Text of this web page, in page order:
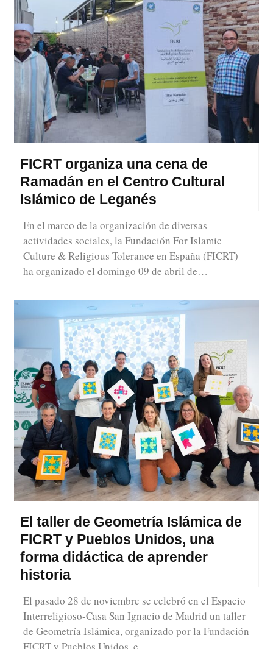
FICRT organiza una cena de
Ramadán en el Centro Cultural
Islámico de Leganés
En el marco de la organización de diversas
actividades sociales, la Fundación For Islamic
Culture & Religious Tolerance en España (FICRT)
ha organizado el domingo 09 de abril de…
El taller de Geometría Islámica de
FICRT y Pueblos Unidos, una
forma didáctica de aprender
historia
El pasado 28 de noviembre se celebró en el Espacio
Interreligioso-Casa San Ignacio de Madrid un taller
de Geometría Islámica, organizado por la Fundación